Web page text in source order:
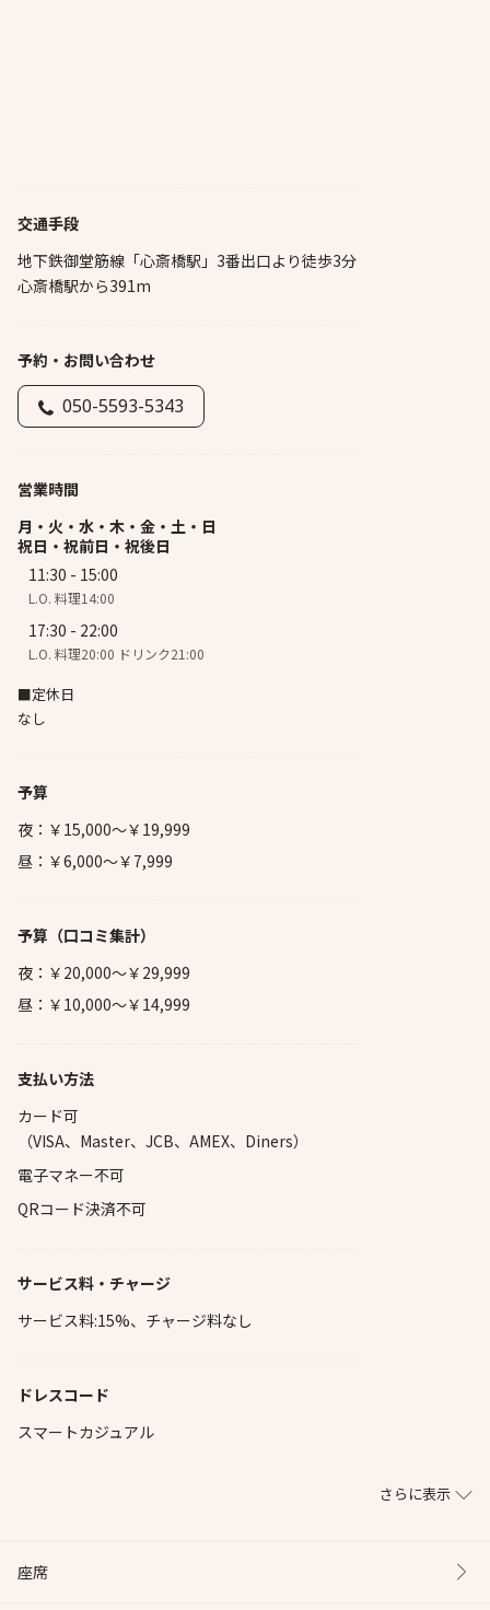
交通手段
地下鉄御堂筋線「心斎橋駅」3番出口より徒歩3分
心斎橋駅から391m
予約・お問い合わせ
050-5593-5343
営業時間
月・火・水・木・金・土・日
祝日・祝前日・祝後日
11:30 - 15:00
L.O. 料理14:00
17:30 - 22:00
L.O. 料理20:00 ドリンク21:00
■定休日
なし
予算
夜：￥15,000～￥19,999
昼：￥6,000～￥7,999
予算 （口コミ集計）
夜：￥20,000～￥29,999
昼：￥10,000～￥14,999
支払い方法
カード可
（VISA、Master、JCB、AMEX、Diners）
電子マネー不可
QRコード決済不可
サービス料・チャージ
サービス料:15%、チャージ料なし
ドレスコード
スマートカジュアル
さらに表示
座席